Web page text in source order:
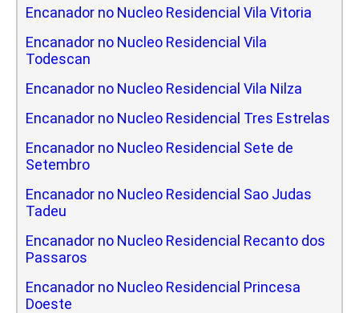
Encanador no Nucleo Residencial Vila Vitoria
Encanador no Nucleo Residencial Vila
Todescan
Encanador no Nucleo Residencial Vila Nilza
Encanador no Nucleo Residencial Tres Estrelas
Encanador no Nucleo Residencial Sete de
Setembro
Encanador no Nucleo Residencial Sao Judas
Tadeu
Encanador no Nucleo Residencial Recanto dos
Passaros
Encanador no Nucleo Residencial Princesa
Doeste